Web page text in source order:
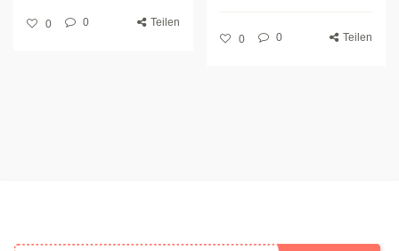
0 0 Teilen
0 0 Teilen